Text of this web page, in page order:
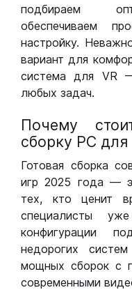
подбираем
обеспечиваем
настройку.
вариант для
система для VR
любых задач.
Почему
сборку РС для
Готовая сборка
игр 2025 года —
тех, кто ценит
специалисты
конфигурации
недорогих
мощных сборок с
современными